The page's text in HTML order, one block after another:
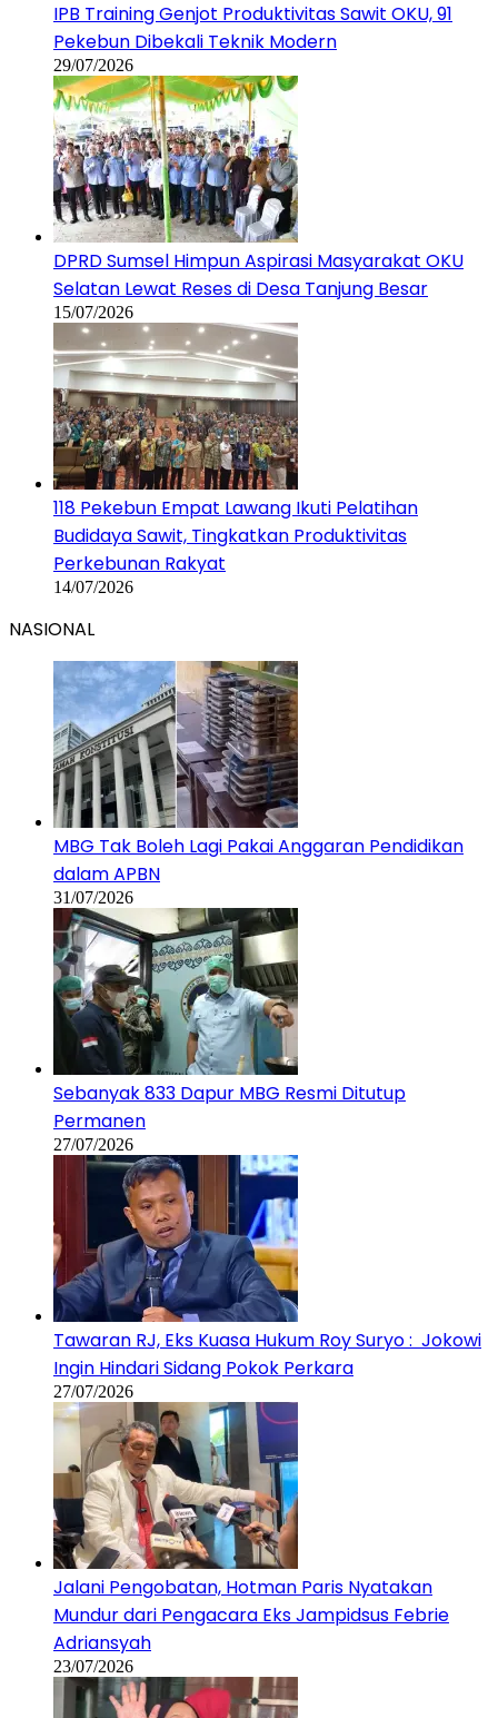
IPB Training Genjot Produktivitas Sawit OKU, 91
Pekebun Dibekali Teknik Modern
29/07/2026
DPRD Sumsel Himpun Aspirasi Masyarakat OKU
Selatan Lewat Reses di Desa Tanjung Besar
15/07/2026
118 Pekebun Empat Lawang Ikuti Pelatihan
Budidaya Sawit, Tingkatkan Produktivitas
Perkebunan Rakyat
14/07/2026
NASIONAL
MBG Tak Boleh Lagi Pakai Anggaran Pendidikan
dalam APBN
31/07/2026
Sebanyak 833 Dapur MBG Resmi Ditutup
Permanen
27/07/2026
Tawaran RJ, Eks Kuasa Hukum Roy Suryo : Jokowi
Ingin Hindari Sidang Pokok Perkara
27/07/2026
Jalani Pengobatan, Hotman Paris Nyatakan
Mundur dari Pengacara Eks Jampidsus Febrie
Adriansyah
23/07/2026